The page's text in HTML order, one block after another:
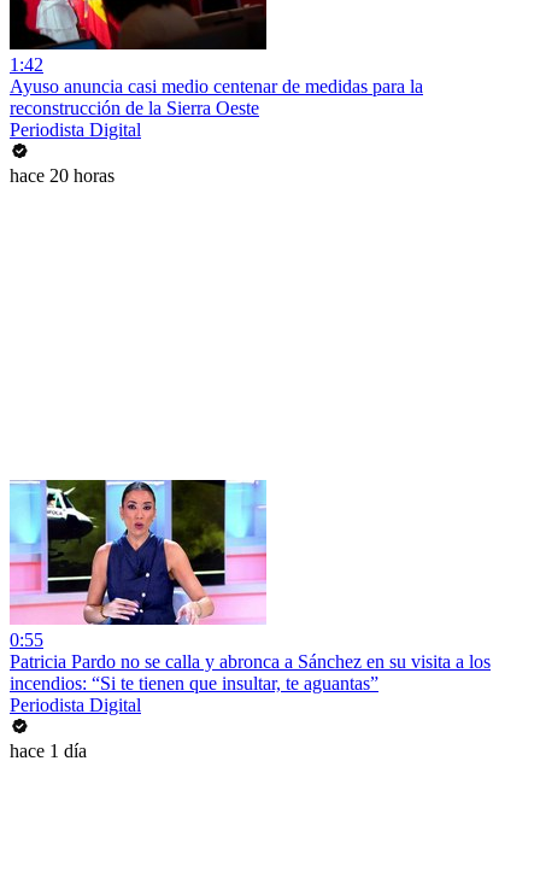
1:42
Ayuso anuncia casi medio centenar de medidas para la
reconstrucción de la Sierra Oeste
Periodista Digital
hace 20 horas
0:55
Patricia Pardo no se calla y abronca a Sánchez en su visita a los
incendios: “Si te tienen que insultar, te aguantas”
Periodista Digital
hace 1 día